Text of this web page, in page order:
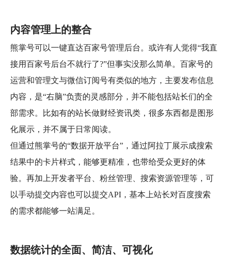
内容管理上的整合
熊掌号可以一键直达百家号管理后台。或许有人觉得“我直
接用百家号后台不就行了?”但事实没那么简单。百家号的
运营和管理文与微信订阅号有类似的地方，主要发布信息
内容，是“右脑”负责的灵感部分，并不能包括站长们的全
部需求。比如有的站长做财经资讯类，很多东西都是图形
化展示，并不属于日常阅读。
但通过熊掌号的“数据开放平台”，通过阿拉丁展示成搜索
结果中的卡片样式，能够更精准，也带给受众更好的体
验。再加上开发者平台、粉丝管理、搜索资源管理等，可
以手动提交内容也可以提交API，基本上站长对百度搜索
的需求都能够一站满足。
数据统计的全面、简洁、可视化